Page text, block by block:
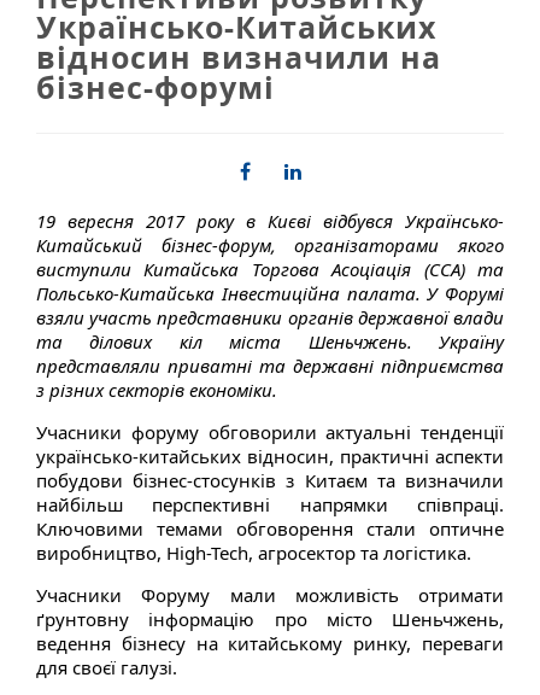
Українсько-Китайських
відносин визначили на
бізнес-форумі
19 вересня 2017 року в Києві відбувся Українсько-
Китайський бізнес-форум, організаторами якого
виступили Китайська Торгова Асоціація (ССА) та
Польсько-Китайська Інвестиційна палата. У Форумі
взяли участь представники органів державної влади
та ділових кіл міста Шеньчжень. Україну
представляли приватні та державні підприємства
з різних секторів економіки.
Учасники форуму обговорили актуальні тенденції
українсько-китайських відносин, практичні аспекти
побудови бізнес-стосунків з Китаєм та визначили
найбільш перспективні напрямки співпраці.
Ключовими темами обговорення стали оптичне
виробництво, High-Tech, агросектор та логістика.
Учасники Форуму мали можливість отримати
ґрунтовну інформацію про місто Шеньчжень,
ведення бізнесу на китайському ринку, переваги
для своєї галузі.